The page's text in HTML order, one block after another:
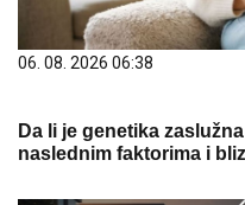
06. 08. 2026 06:38
Da li je genetika
naslednim faktorima i